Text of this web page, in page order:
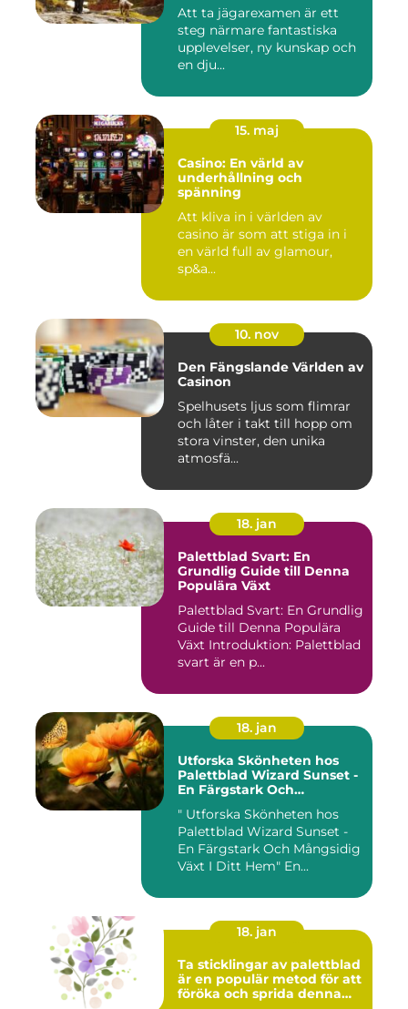
Att ta jägarexamen är ett
steg närmare fantastiska
upplevelser, ny kunskap och
en dju...
15. maj
Casino: En värld av
underhållning och
spänning
Att kliva in i världen av
casino är som att stiga in i
en värld full av glamour,
sp&a...
10. nov
Den Fängslande Världen av
Casinon
Spelhusets ljus som flimrar
och låter i takt till hopp om
stora vinster, den unika
atmosfä...
18. jan
Palettblad Svart: En
Grundlig Guide till Denna
Populära Växt
Palettblad Svart: En Grundlig
Guide till Denna Populära
Växt Introduktion: Palettblad
svart är en p...
18. jan
Utforska Skönheten hos
Palettblad Wizard Sunset -
En Färgstark Och
" Utforska Skönheten hos
Palettblad Wizard Sunset -
En Färgstark Och Mångsidig
Växt I Ditt Hem" En...
18. jan
Ta sticklingar av palettblad
är en populär metod för att
föröka och sprida denna